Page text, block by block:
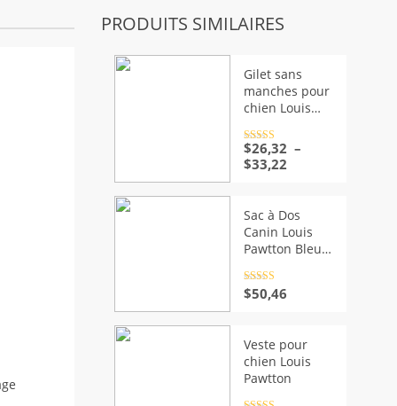
PRODUITS SIMILAIRES
Gilet sans
manches pour
chien Louis
Note4.5
sur 5
$26,32 –
$33,22Plage
$26,32
à
$33,22
Sac à Dos
Canin Louis
Pawtton Bleu –
Praticité
Note
sur 5
$50,46
Veste pour
chien Louis
Pawtton